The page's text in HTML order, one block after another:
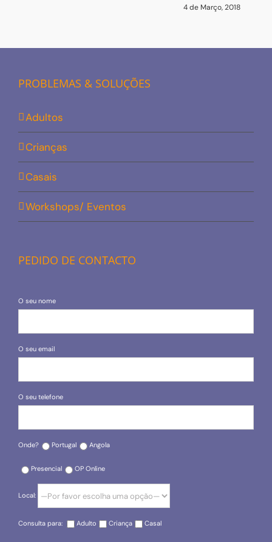
4 de Março, 2018
PROBLEMAS & SOLUÇÕES
Adultos
Crianças
Casais
Workshops/ Eventos
PEDIDO DE CONTACTO
O seu nome
O seu email
O seu telefone
Onde? Portugal Angola
Presencial OP Online
Local:
Consulta para: Adulto Criança Casal